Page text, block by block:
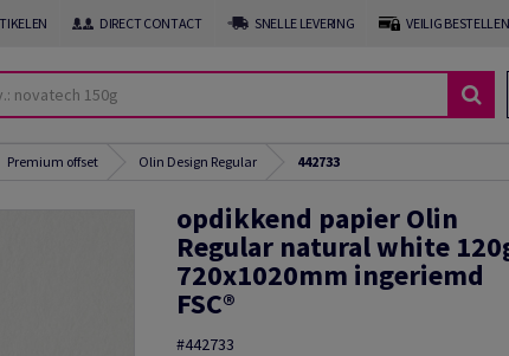
DIRECT CONTACT SNELLE LEVERING VEILIG BESTELLEN
Premium offset Olin Design Regular 442733
opdikkend papier Olin
Regular natural white
720x1020mm ingeriemd
FSC®
#442733